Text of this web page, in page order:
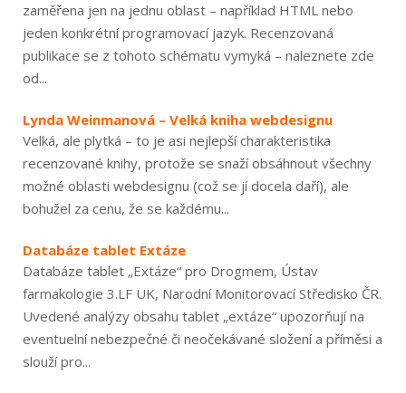
zaměřena jen na jednu oblast – například HTML nebo
jeden konkrétní programovací jazyk. Recenzovaná
publikace se z tohoto schématu vymyká – naleznete zde
od...
Lynda Weinmanová – Velká kniha webdesignu
Velká, ale plytká – to je asi nejlepší charakteristika
recenzované knihy, protože se snaží obsáhnout všechny
možné oblasti webdesignu (což se jí docela daří), ale
bohužel za cenu, že se každému...
Databáze tablet Extáze
Databáze tablet „Extáze“ pro Drogmem, Ústav
farmakologie 3.LF UK, Narodní Monitorovací Středisko ČR.
Uvedené analýzy obsahu tablet „extáze“ upozorňují na
eventuelní nebezpečné či neočekávané složení a příměsi a
slouží pro...